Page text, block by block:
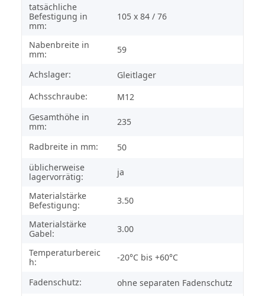
tatsächliche
Befestigung in
mm:
105 x 84 / 76
Nabenbreite in
mm:
59
Achslager:
Gleitlager
Achsschraube:
M12
Gesamthöhe in
mm:
235
Radbreite in mm:
50
üblicherweise
lagervorrätig:
ja
Materialstärke
Befestigung:
3.50
Materialstärke
Gabel:
3.00
Temperaturbereic
h:
-20°C bis +60°C
Fadenschutz:
ohne separaten Fadenschutz